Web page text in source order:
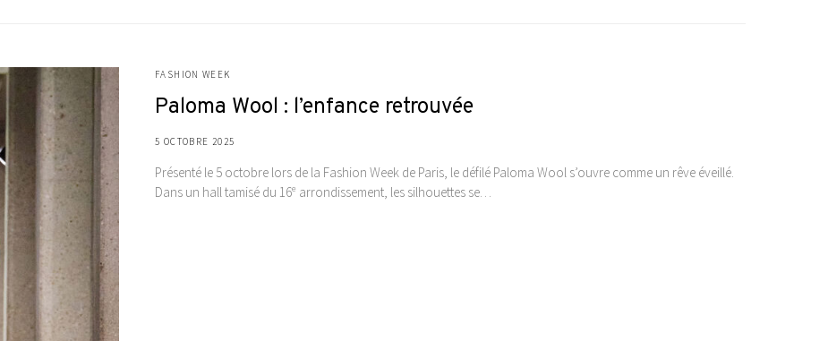
FASHION WEEK
Paloma Wool : l’enfance retrouvée
5 OCTOBRE 2025
Présenté le 5 octobre lors de la Fashion Week de Paris, le défilé Paloma Wool s’ouvre comme un rêve éveillé.
Dans un hall tamisé du 16ᵉ arrondissement, les silhouettes se…